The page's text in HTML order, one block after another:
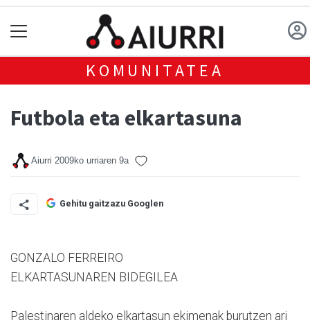
KOMUNITATEA
Futbola eta elkartasuna
Aiurri 2009ko urriaren 9a
Gehitu gaitzazu Googlen
GONZALO FERREIRO
ELKARTASUNAREN BIDEGILEA
Palestinaren aldeko elkartasun ekimenak burutzen ari